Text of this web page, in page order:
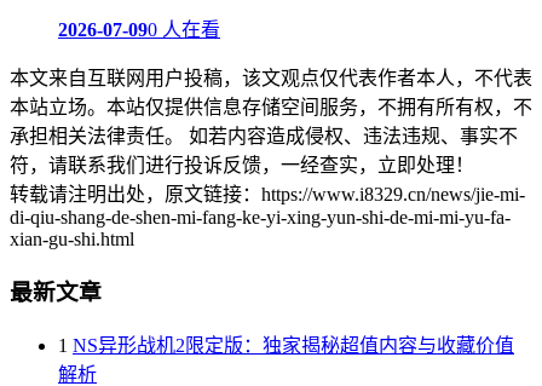
2026-07-090 人在看
本文来自互联网用户投稿，该文观点仅代表作者本人，不代表
本站立场。本站仅提供信息存储空间服务，不拥有所有权，不
承担相关法律责任。 如若内容造成侵权、违法违规、事实不
符，请联系我们进行投诉反馈，一经查实，立即处理！
转载请注明出处，原文链接：https://www.i8329.cn/news/jie-mi-
di-qiu-shang-de-shen-mi-fang-ke-yi-xing-yun-shi-de-mi-mi-yu-fa-
xian-gu-shi.html
最新文章
1 NS异形战机2限定版：独家揭秘超值内容与收藏价值
解析